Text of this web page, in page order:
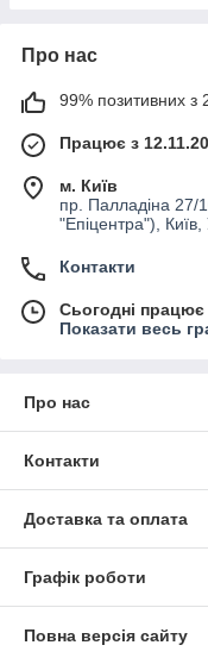
Про нас
99% позитивних з
Працює з
м. Київ
пр. Палладіна 27/
"Епіцентра"), Київ,
Контакти
Сьогодні
Показати весь
Про нас
Контакти
Доставка та оплата
Графік роботи
Повна версія сайту